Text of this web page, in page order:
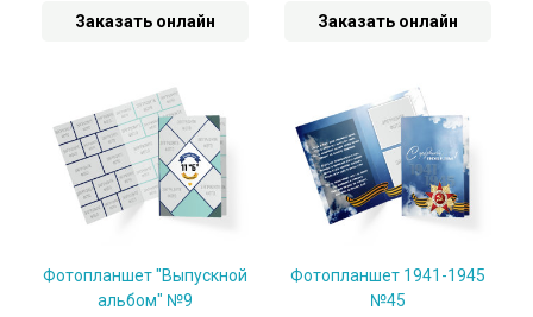
Заказать онлайн Заказать онлайн
Фотопланшет "Выпускной
альбом" №9
Фотопланшет 1941-1945
№45